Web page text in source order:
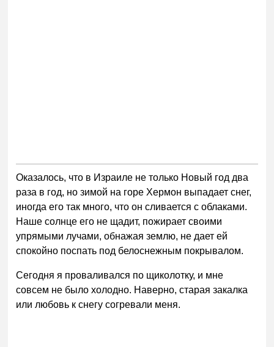
Оказалось, что в Израиле не только Новый год два
раза в год, но зимой на горе Хермон выпадает снег,
иногда его так много, что он сливается с облаками.
Наше солнце его не щадит, пожирает своими
упрямыми лучами, обнажая землю, не дает ей
спокойно поспать под белоснежным покрывалом.
Сегодня я проваливался по щиколотку, и мне
совсем не было холодно. Наверно, старая закалка
или любовь к снегу согревали меня.